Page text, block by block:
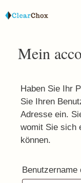
Inhalt
Mein
Haben Sie Ihr
Sie Ihren
Adresse ein.
womit Sie sich
können.